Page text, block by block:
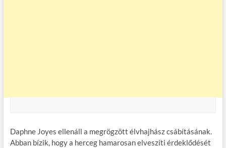
Daphne Joyes ellenáll a megrögzött élvhajhász csábításának.
Abban bízik, hogy a herceg hamarosan elveszíti érdeklődését